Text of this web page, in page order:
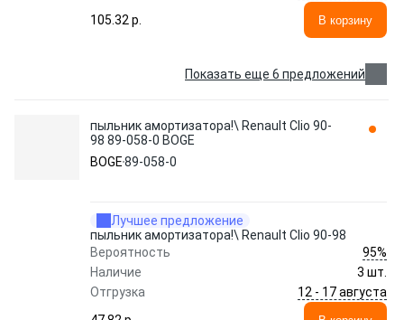
105.32 p.
В корзину
Показать еще 6 предложений
пыльник амортизатора!\ Renault Clio 90-
98 89-058-0 BOGE
BOGE89-058-0
Лучшее предложение
пыльник амортизатора!\ Renault Clio 90-98
Вероятность
95%
Наличие
3 шт.
Отгрузка
12 - 17 августа